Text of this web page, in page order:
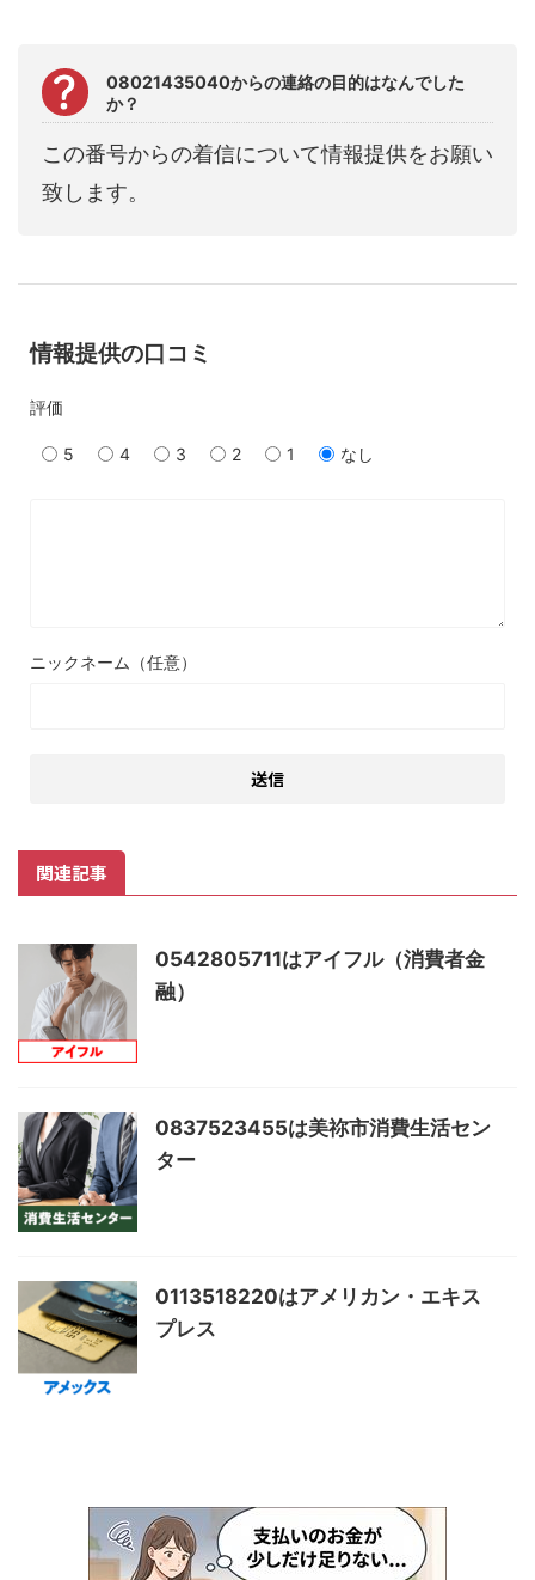
08021435040からの連絡の目的はなんでした
か？
この番号からの着信について情報提供をお願い
致します。
情報提供の口コミ
評価
5 4 3 2 1 なし
ニックネーム（任意）
関連記事
0542805711はアイフル（消費者金
融）
0837523455は美祢市消費生活セン
ター
0113518220はアメリカン・エキス
プレス